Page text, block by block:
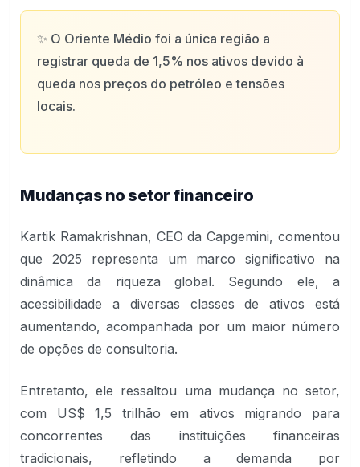
✨ O Oriente Médio foi a única região a
registrar queda de 1,5% nos ativos devido à
queda nos preços do petróleo e tensões
locais.
Mudanças no setor financeiro
Kartik Ramakrishnan, CEO da Capgemini, comentou
que 2025 representa um marco significativo na
dinâmica da riqueza global. Segundo ele, a
acessibilidade a diversas classes de ativos está
aumentando, acompanhada por um maior número
de opções de consultoria.
Entretanto, ele ressaltou uma mudança no setor,
com US$ 1,5 trilhão em ativos migrando para
concorrentes das instituições financeiras
tradicionais, refletindo a demanda por